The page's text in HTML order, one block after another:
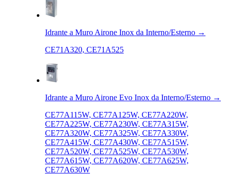
Idrante a Muro Airone Inox da Interno/Esterno →
CE71A320, CE71A525
Idrante a Muro Airone Evo Inox da Interno/Esterno →
CE77A115W, CE77A125W, CE77A220W,
CE77A225W, CE77A230W, CE77A315W,
CE77A320W, CE77A325W, CE77A330W,
CE77A415W, CE77A430W, CE77A515W,
CE77A520W, CE77A525W, CE77A530W,
CE77A615W, CE77A620W, CE77A625W,
CE77A630W